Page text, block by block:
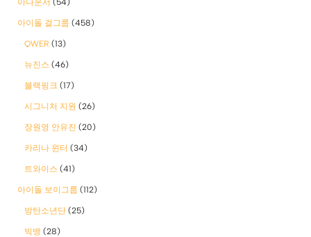
아이돌 걸그룹 (458)
QWER (13)
뉴진스 (46)
블랙핑크 (17)
시그니처 지원 (26)
장원영 안유진 (20)
카리나 윈터 (34)
트와이스 (41)
아이돌 보이그룹 (112)
방탄소년단 (25)
빅뱅 (28)